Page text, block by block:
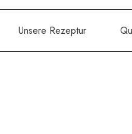
Unsere Rezeptur